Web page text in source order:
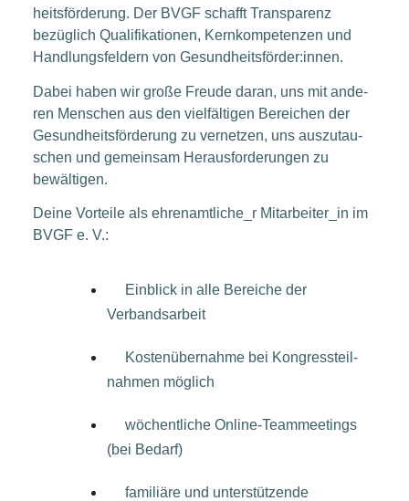
heits­förderung. Der BVGF schafft Trans­pa­renz
bezüg­lich Qua­li­fi­ka­tio­nen, Kern­kom­pe­ten­zen und
Hand­lungs­fel­dern von Gesundheitsförder:innen.
Dabei haben wir gro­ße Freu­de dar­an, uns mit ande­
ren Men­schen aus den viel­fäl­ti­gen Berei­chen der
Gesund­heits­förderung zu ver­net­zen, uns aus­zu­tau­
schen und gemein­sam Her­aus­for­de­run­gen zu
bewältigen.
Dei­ne Vor­tei­le als ehrenamtliche_r Mitarbeiter_in im
BVGF e. V.:
Ein­blick in alle Berei­che der
Verbandsarbeit
Kos­ten­über­nah­me bei Kon­gress­teil­
nah­men möglich
wöchent­li­che Online-Team­mee­tings
(bei Bedarf)
fami­liä­re und unter­stüt­zen­de